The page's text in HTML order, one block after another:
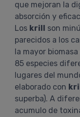
que mejoran la
absorción y
Los krill son
parecidos a los
la mayor
85 especies
lugares del
elaborado con
superba). A
acumulo de